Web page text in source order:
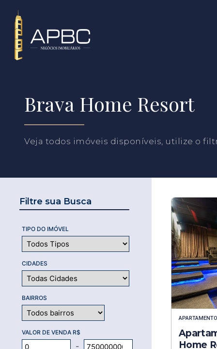
Brava Home Resort
Veja todos imóveis disponíveis, utilize o
Filtre sua Busca
TIPO DO IMÓVEL
CIDADES
BAIRROS
VALOR DE VENDA R$
-
APARTAMENTO
Home